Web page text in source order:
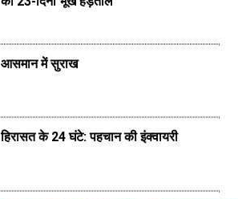
आसमान में सुराख
हिरासत के 24 घंटे: पहचान की इंक्वायरी